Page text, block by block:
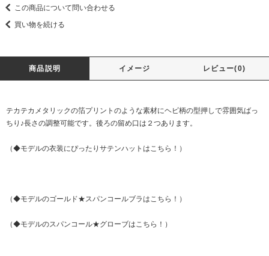
この商品について問い合わせる
買い物を続ける
商品説明 イメージ レビュー(0)
テカテカメタリックの箔プリントのような素材にヘビ柄の型押しで雰囲気ばっ
ちり♪長さの調整可能です。後ろの留め口は２つあります。
（◆モデルの衣装にぴったりサテンハットはこちら！）
（◆モデルのゴールド★スパンコールブラはこちら！）
（◆モデルのスパンコール★グローブはこちら！）